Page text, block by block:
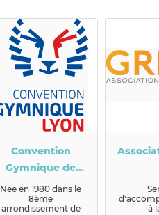
Convention
Gymnique de
Lyon
Née en 1980 dans le
8ème
arrondissement de
à